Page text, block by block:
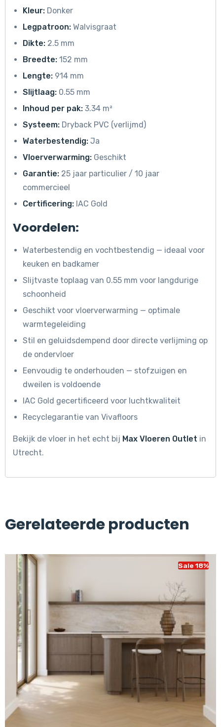
Kleur: Donker
Legpatroon: Walvisgraat
Dikte: 2.5 mm
Breedte: 152 mm
Lengte: 914 mm
Slijtlaag: 0.55 mm
Inhoud per pak: 3.34 m²
Systeem: Dryback PVC (verlijmd)
Waterbestendig: Ja
Vloerverwarming: Geschikt
Garantie: 25 jaar particulier / 10 jaar
commercieel
Certificering: IAC Gold
Voordelen:
Waterbestendig en vochtbestendig — ideaal voor
keuken en badkamer
Slijtvaste toplaag van 0.55 mm voor langdurige
schoonheid
Geschikt voor vloerverwarming — optimale
warmtegeleiding
Stil en geluidsdempend door directe verlijming op
de ondervloer
Eenvoudig te onderhouden — stofzuigen en
dweilen is voldoende
IAC Gold gecertificeerd voor luchtkwaliteit
Recyclegarantie van Vivafloors
Bekijk de vloer in het echt bij Max Vloeren Outlet in
Utrecht.
Gerelateerde producten
Sale 18%